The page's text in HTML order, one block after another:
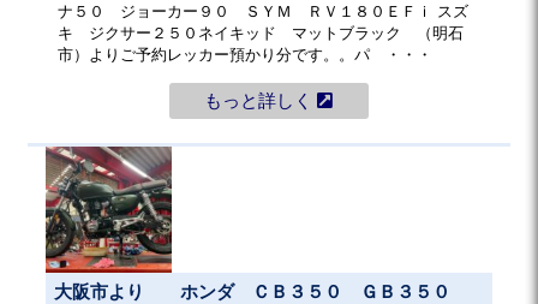
ナ５０ ジョーカー９０ ＳＹＭ ＲＶ１８０ＥＦｉ スズ
キ ジクサー２５０ネイキッド マットブラック （明石
市）よりご予約レッカー預かり分です。。パ ・・・
もっと詳しく
大阪市より ホンダ ＣＢ３５０ ＧＢ３５０